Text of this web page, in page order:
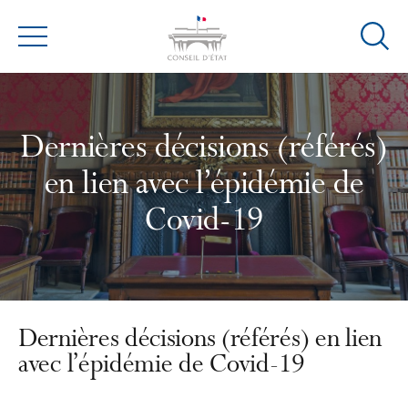
Menu
Ouvrir
de
Dernières décisions (référés)
en lien avec l’épidémie de
Covid-19
Dernières décisions (référés) en lien
avec l’épidémie de Covid-19